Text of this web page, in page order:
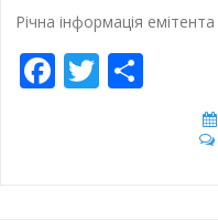
Річна інформація
Facebook
Twitter